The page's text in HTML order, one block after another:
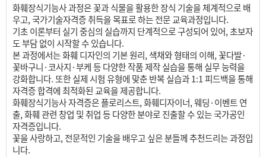
화훼장식기능사 과정은 꽃과 식물을 활용한 장식 기술을 체계적으로 배
우고, 국가기술자격증 취득을 목표로 하는 전문 교육과정입니다.
기초 이론부터 실기 중심의 실습까지 단계적으로 구성되어 있어, 초보자
도 부담 없이 시작할 수 있습니다.
본 과정에서는 화훼 디자인의 기본 원리, 색채와 형태의 이해, 꽃다발·
꽃바구니·코사지·부케 등 다양한 작품 제작 실습을 통해 실무 능력을
강화합니다. 또한 실제 시험 유형에 맞춘 반복 실습과 1:1 피드백을 통해
자격증 합격에 최적화된 교육을 제공합니다.
화훼장식기능사 자격증은 플로리스트, 화훼디자이너, 웨딩·이벤트 연
출, 화훼 관련 창업 및 취업 등 다양한 분야로 진출할 수 있는 국가공인
자격증입니다.
꽃을 사랑하고, 전문적인 기술을 배우고 싶은 분들께 추천드리는 과정입
니다.